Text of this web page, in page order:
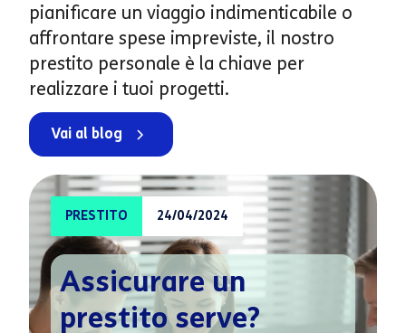
pianificare un viaggio indimenticabile o
affrontare spese impreviste, il nostro
prestito personale è la chiave per
realizzare i tuoi progetti.
Vai al blog
PRESTITO 24/04/2024
Assicurare un
prestito serve?